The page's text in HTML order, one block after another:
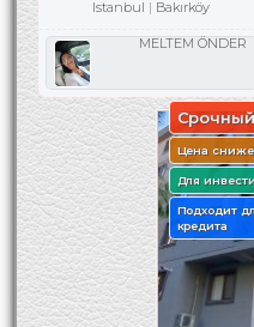
Istanbul
Bakırköy
MELTEM ÖNDER
Срочный
Цена
Для
Подходит
кредита